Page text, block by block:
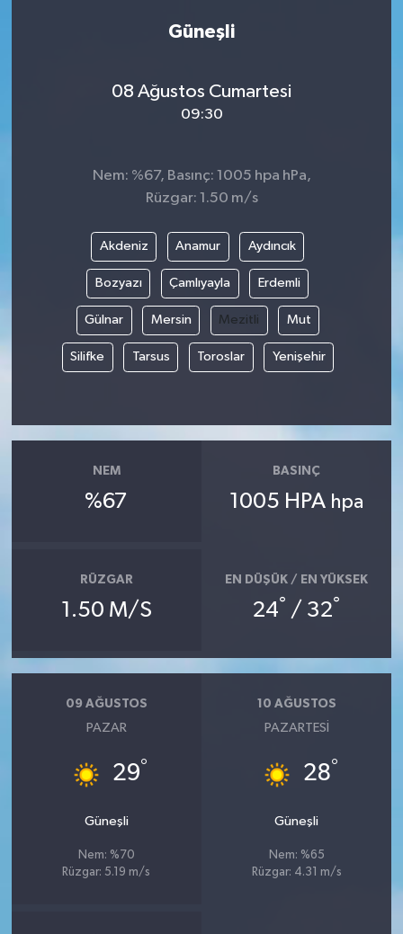
Güneşli
08 Ağustos Cumartesi
09:30
Nem: %67, Basınç: 1005 hpa hPa,
Rüzgar: 1.50 m/s
Akdeniz Anamur Aydıncık
Bozyazı Çamlıyayla Erdemli
Gülnar Mersin Mezitli Mut
Silifke Tarsus Toroslar Yenişehir
NEM
%67
BASINÇ
1005 HPA hpa
RÜZGAR
1.50 M/S
EN DÜŞÜK / EN YÜKSEK
24° / 32°
09 AĞUSTOS
PAZAR
29°
Güneşli
Nem: %70
Rüzgar: 5.19 m/s
10 AĞUSTOS
PAZARTESI
28°
Güneşli
Nem: %65
Rüzgar: 4.31 m/s